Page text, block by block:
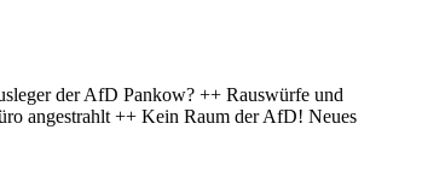
der AfD Pankow? ++ Rauswürfe und
angestrahlt ++ Kein Raum der AfD! Neues